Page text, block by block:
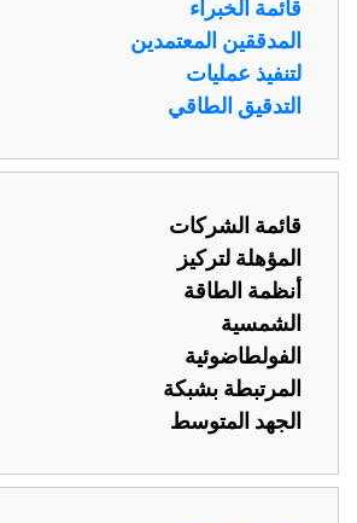
قائمة الخبراء
المدققين المعتمدين
لتنفيذ عمليات
التدقيق الطاقي
قائمة الشركات
المؤهلة لتركيز
أنظمة الطاقة
الشمسية
الفولطاضوئية
المرتبطة بشبكة
الجهد المتوسط